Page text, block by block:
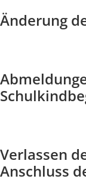
Änderung
Verlassen
Anschluss